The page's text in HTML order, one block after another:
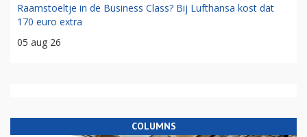
Raamstoeltje in de Business Class? Bij Lufthansa kost dat
170 euro extra
05 aug 26
COLUMNS